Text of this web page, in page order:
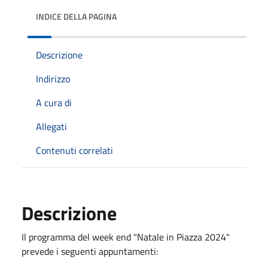
INDICE DELLA PAGINA
Descrizione
Indirizzo
A cura di
Allegati
Contenuti correlati
Descrizione
Il programma del week end "Natale in Piazza 2024"
prevede i seguenti appuntamenti: